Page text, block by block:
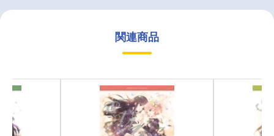
関連商品